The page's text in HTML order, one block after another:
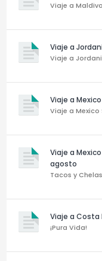
Viaje a
Viaje a
Viaje a
Viaje a
Viaje a Mexico
Viaje a
agosto
Tacos y
Viaje a Costa
¡Pura Vida!